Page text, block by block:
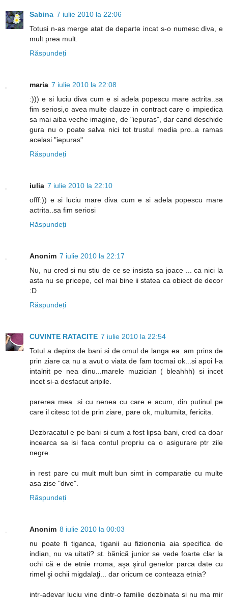
Sabina 7 iulie 2010 la 22:06
Totusi n-as merge atat de departe incat s-o numesc diva, e
mult prea mult.
Răspundeți
maria 7 iulie 2010 la 22:08
:))) e si luciu diva cum e si adela popescu mare actrita..sa
fim seriosi,o avea multe clauze in contract care o impiedica
sa mai aiba veche imagine, de "iepuras", dar cand deschide
gura nu o poate salva nici tot trustul media pro..a ramas
acelasi "iepuras"
Răspundeți
iulia 7 iulie 2010 la 22:10
offf:)) e si luciu mare diva cum e si adela popescu mare
actrita..sa fim seriosi
Răspundeți
Anonim 7 iulie 2010 la 22:17
Nu, nu cred si nu stiu de ce se insista sa joace ... ca nici la
asta nu se pricepe, cel mai bine ii statea ca obiect de decor
:D
Răspundeți
CUVINTE RATACITE 7 iulie 2010 la 22:54
Totul a depins de bani si de omul de langa ea. am prins de
prin ziare ca nu a avut o viata de fam tocmai ok...si apoi l-a
intalnit pe nea dinu...marele muzician ( bleahhh) si incet
incet si-a desfacut aripile.
parerea mea. si cu nenea cu care e acum, din putinul pe
care il citesc tot de prin ziare, pare ok, multumita, fericita.
Dezbracatul e pe bani si cum a fost lipsa bani, cred ca doar
incearca sa isi faca contul propriu ca o asigurare ptr zile
negre.
in rest pare cu mult mult bun simt in comparatie cu multe
asa zise "dive".
Răspundeți
Anonim 8 iulie 2010 la 00:03
nu poate fi tiganca, tiganii au fiziononia aia specifica de
indian, nu va uitati? st. bănică junior se vede foarte clar la
ochi că e de etnie rroma, aşa şirul genelor parca date cu
rimel şi ochii migdalaţi... dar oricum ce conteaza etnia?
intr-adevar luciu vine dintr-o familie dezbinata si nu ma mir